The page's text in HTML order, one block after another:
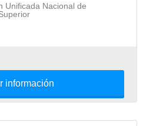
Unificada Nacional de
información